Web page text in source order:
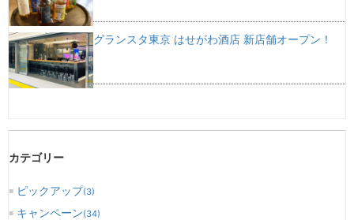
グランスタ東京 はせがわ酒店 新店舗オープン！
カテゴリー
ピックアップ(3)
キャンペーン(34)